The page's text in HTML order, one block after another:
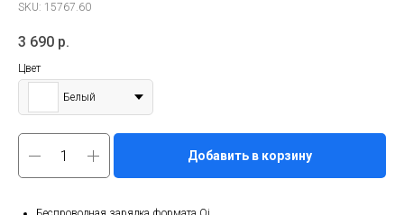
SKU: 15767.60
3 690 р.
Цвет
Белый
Добавить в корзину